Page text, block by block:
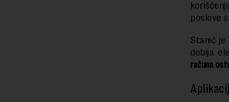
poslove
Stanić je
dobija
računa